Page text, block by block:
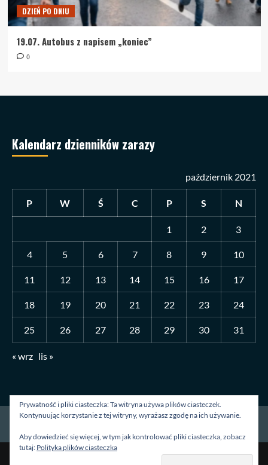
DZIEŃ PO DNIU
19.07. Autobus z napisem „koniec”
0
Kalendarz dzienników zarazy
październik 2021
P W Ś C P S N
1 2 3
4 5 6 7 8 9 10
11 12 13 14 15 16 17
18 19 20 21 22 23 24
25 26 27 28 29 30 31
« wrz lis »
Strona główna O mnie Blog Kontakt
Prywatność i pliki ciasteczka: Ta witryna używa plików ciasteczek.
Kontynuując korzystanie z tej witryny, wyrażasz zgodę na ich używanie.
Aby dowiedzieć się więcej, w tym jak kontrolować pliki ciasteczka, zobacz
tutaj: Polityka plików ciasteczka